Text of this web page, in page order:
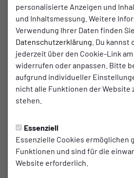
personalisierte Anzeigen und
und Inhaltsmessung. Weitere
Verwendung Ihrer Daten finden
Datenschutzerklärung . Du
jederzeit über den Cookie-Link
widerrufen oder anpassen. Bitte
aufgrund individueller
nicht alle Funktionen der Website
stehen.
Essenziell
Essenzielle Cookies ermöglichen
Funktionen und sind für die
Website erforderlich.
Übersicht Kader
Spielplan
Saison
Scholven
1. Mannschaft
6:1
(2:0)